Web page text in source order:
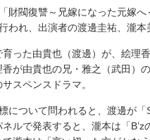
財閥復讐～兄嫁になった元嫁
われ、出演者の渡邊圭祐、瀧本
った由貴也（渡邊）が、絵理
が由貴也の兄・雅之（武田）
スペンスドラマ。
について問われると、渡邊が
ネルで発表すると、瀧本は「